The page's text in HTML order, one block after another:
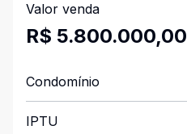
Valor venda
R$ 5.800.000,00
Condomínio
IPTU